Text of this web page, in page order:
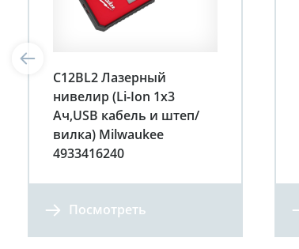
C12BL2 Лазерный
нивелир (Li-Ion 1х3
Ач,USB кабель и штеп/
вилка) Milwaukee
4933416240
Посмотреть